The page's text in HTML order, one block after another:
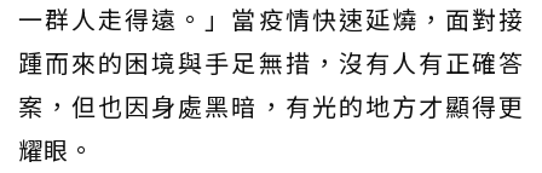
一群人走得遠。」當疫情快速延燒，面對接
踵而來的困境與手足無措，沒有人有正確答
案，但也因身處黑暗，有光的地方才顯得更
耀眼。